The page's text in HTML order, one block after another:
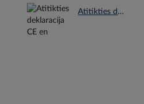
Atitikties deklaracija CE en.pdf